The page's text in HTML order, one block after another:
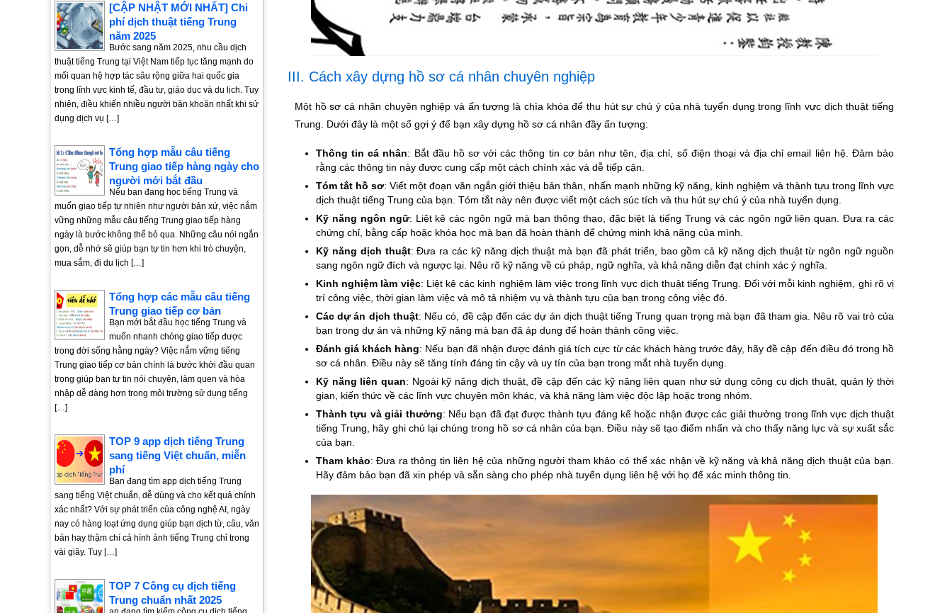
III. Cách xây dựng hồ sơ cá nhân chuyên nghiệp
Một hồ sơ cá nhân chuyên nghiệp và ấn tượng là chìa khóa để thu hút sự chú ý của nhà tuyển dụng trong lĩnh vực dịch thuật tiếng
Trung. Dưới đây là một số gợi ý để bạn xây dựng hồ sơ cá nhân đầy ấn tượng:
Thông tin cá nhân: Bắt đầu hồ sơ với các thông tin cơ bản như tên, địa chỉ, số điện thoại và địa chỉ email liên hệ. Đảm bảo
rằng các thông tin này được cung cấp một cách chính xác và dễ tiếp cận.
Tóm tắt hồ sơ: Viết một đoạn văn ngắn giới thiệu bản thân, nhấn mạnh những kỹ năng, kinh nghiệm và thành tựu trong lĩnh vực
dịch thuật tiếng Trung của bạn. Tóm tắt này nên được viết một cách súc tích và thu hút sự chú ý của nhà tuyển dụng.
Kỹ năng ngôn ngữ: Liệt kê các ngôn ngữ mà bạn thông thạo, đặc biệt là tiếng Trung và các ngôn ngữ liên quan. Đưa ra các
chứng chỉ, bằng cấp hoặc khóa học mà bạn đã hoàn thành để chứng minh khả năng của mình.
Kỹ năng dịch thuật: Đưa ra các kỹ năng dịch thuật mà bạn đã phát triển, bao gồm cả kỹ năng dịch thuật từ ngôn ngữ nguồn
sang ngôn ngữ đích và ngược lại. Nêu rõ kỹ năng về cú pháp, ngữ nghĩa, và khả năng diễn đạt chính xác ý nghĩa.
Kinh nghiệm làm việc: Liệt kê các kinh nghiệm làm việc trong lĩnh vực dịch thuật tiếng Trung. Đối với mỗi kinh nghiệm, ghi rõ vị
trí công việc, thời gian làm việc và mô tả nhiệm vụ và thành tựu của bạn trong công việc đó.
Các dự án dịch thuật: Nếu có, đề cập đến các dự án dịch thuật tiếng Trung quan trọng mà bạn đã tham gia. Nêu rõ vai trò của
bạn trong dự án và những kỹ năng mà bạn đã áp dụng để hoàn thành công việc.
Đánh giá khách hàng: Nếu bạn đã nhận được đánh giá tích cực từ các khách hàng trước đây, hãy đề cập đến điều đó trong hồ
sơ cá nhân. Điều này sẽ tăng tính đáng tin cậy và uy tín của bạn trong mắt nhà tuyển dụng.
Kỹ năng liên quan: Ngoài kỹ năng dịch thuật, đề cập đến các kỹ năng liên quan như sử dụng công cụ dịch thuật, quản lý thời
gian, kiến thức về các lĩnh vực chuyên môn khác, và khả năng làm việc độc lập hoặc trong nhóm.
Thành tựu và giải thưởng: Nếu bạn đã đạt được thành tựu đáng kể hoặc nhận được các giải thưởng trong lĩnh vực dịch thuật
tiếng Trung, hãy ghi chú lại chúng trong hồ sơ cá nhân của bạn. Điều này sẽ tạo điểm nhấn và cho thấy năng lực và sự xuất sắc
của bạn.
Tham khảo: Đưa ra thông tin liên hệ của những người tham khảo có thể xác nhận về kỹ năng và khả năng dịch thuật của bạn.
Hãy đảm bảo bạn đã xin phép và sẵn sàng cho phép nhà tuyển dụng liên hệ với họ để xác minh thông tin.
[CẬP NHẬT MỚI NHẤT] Chi
phí dịch thuật tiếng Trung
năm 2025
Bước sang năm 2025, nhu cầu dịch
thuật tiếng Trung tại Việt Nam tiếp tục tăng mạnh do
mối quan hệ hợp tác sâu rộng giữa hai quốc gia
trong lĩnh vực kinh tế, đầu tư, giáo dục và du lịch. Tuy
nhiên, điều khiến nhiều người băn khoăn nhất khi sử
dụng dịch vụ […]
Tổng hợp mẫu câu tiếng
Trung giao tiếp hàng ngày cho
người mới bắt đầu
Nếu bạn đang học tiếng Trung và
muốn giao tiếp tự nhiên như người bản xứ, việc nắm
vững những mẫu câu tiếng Trung giao tiếp hàng
ngày là bước không thể bỏ qua. Những câu nói ngắn
gọn, dễ nhớ sẽ giúp bạn tự tin hơn khi trò chuyện,
mua sắm, đi du lịch […]
Tổng hợp các mẫu câu tiếng
Trung giao tiếp cơ bản
Bạn mới bắt đầu học tiếng Trung và
muốn nhanh chóng giao tiếp được
trong đời sống hằng ngày? Việc nắm vững tiếng
Trung giao tiếp cơ bản chính là bước khởi đầu quan
trọng giúp bạn tự tin nói chuyện, làm quen và hòa
nhập dễ dàng hơn trong môi trường sử dụng tiếng
[…]
TOP 9 app dịch tiếng Trung
sang tiếng Việt chuẩn, miễn
phí
Bạn đang tìm app dịch tiếng Trung
sang tiếng Việt chuẩn, dễ dùng và cho kết quả chính
xác nhất? Với sự phát triển của công nghệ AI, ngày
nay có hàng loạt ứng dụng giúp bạn dịch từ, câu, văn
bản hay thậm chí cả hình ảnh tiếng Trung chỉ trong
vài giây. Tuy […]
TOP 7 Công cụ dịch tiếng
Trung chuẩn nhất 2025